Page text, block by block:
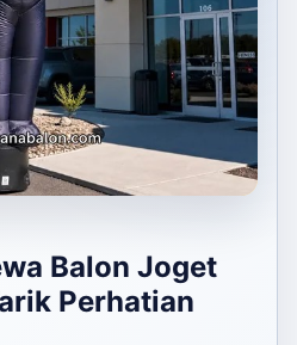
Balon Joget
Perhatian